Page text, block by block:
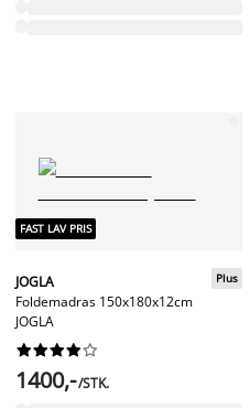
FAST LAV PRIS
JOGLA
Foldemadras 150x180x12cm
JOGLA
Plus






1400,-/STK.